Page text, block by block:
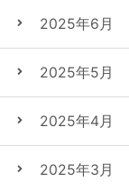
2025年6月
2025年5月
2025年4月
2025年3月